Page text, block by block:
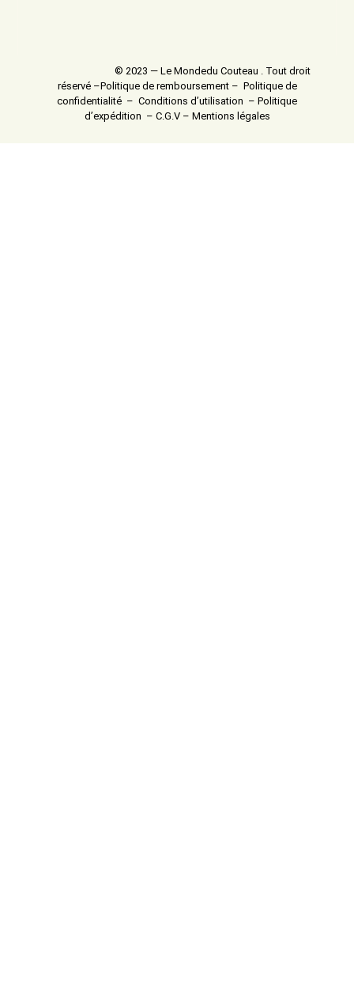
© 2023 — Le Mondedu Couteau . Tout droit
réservé –Politique de remboursement – Politique de
confidentialité – Conditions d’utilisation – Politique
d’expédition – C.G.V– Mentions légales